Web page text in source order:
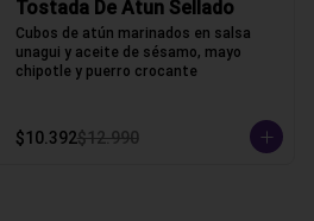
Tostada De Atun Sellado
Cubos de atún marinados en salsa
unagui y aceite de sésamo, mayo
chipotle y puerro crocante
$10.392$12.990